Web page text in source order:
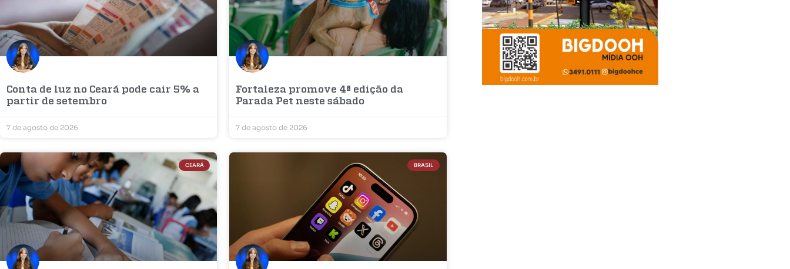
Conta de luz no Ceará pode cair 5% a
partir de setembro
7 de agosto de 2026
Fortaleza promove 4ª edição da
Parada Pet neste sábado
7 de agosto de 2026
CEARÁ BRASIL